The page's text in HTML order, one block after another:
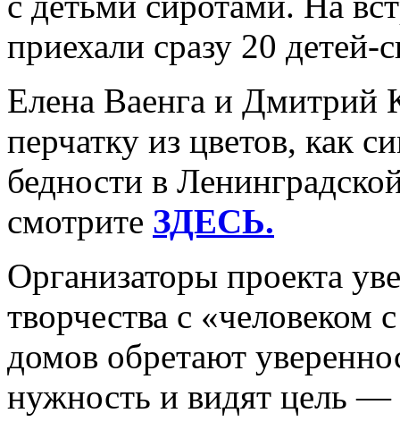
приехали сразу 20
Елена Ваенга и Дмитрий
перчатку из цветов, как
бедности в
смотрите ЗДЕСЬ.
Организаторы проекта
творчества с «человеком
домов обретают
нужность и видят цель —